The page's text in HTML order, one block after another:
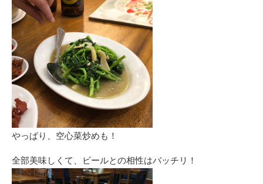
やっぱり、空心菜炒めも！
全部美味しくて、ビールとの相性はバッチリ！